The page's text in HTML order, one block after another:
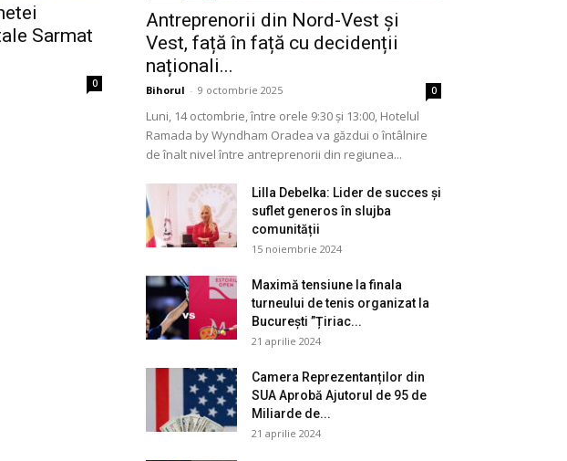
Sarmat
0
Antreprenorii din Nord-Vest și
Vest, față în față cu decidenții
naționali...
Bihorul - 9 octombrie 2025 0
Luni, 14 octombrie, între orele 9:30 și 13:00, Hotelul
Ramada by Wyndham Oradea va găzdui o întâlnire
de înalt nivel între antreprenorii din regiunea...
Lilla Debelka: Lider de succes și
suflet generos în slujba
comunității
15 noiembrie 2024
Maximă tensiune la finala
turneului de tenis organizat la
București ”Țiriac...
21 aprilie 2024
Camera Reprezentanților din
SUA Aprobă Ajutorul de 95 de
Miliarde de...
21 aprilie 2024